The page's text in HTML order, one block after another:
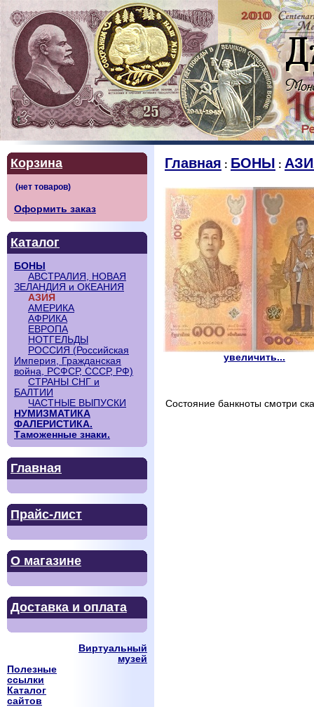
Корзина
Оформить заказ
Каталог
БОНЫ
АВСТРАЛИЯ, НОВАЯ
ЗЕЛАНДИЯ и ОКЕАНИЯ
АЗИЯ
АМЕРИКА
АФРИКА
ЕВРОПА
НОТГЕЛЬДЫ
РОССИЯ (Российская
Империя, Гражданская
война, РСФСР, СССР, РФ)
СТРАНЫ СНГ и
БАЛТИИ
ЧАСТНЫЕ ВЫПУСКИ
НУМИЗМАТИКА
ФАЛЕРИСТИКА.
Таможенные знаки.
Главная
Прайс-лист
О магазине
Доставка и оплата
Виртуальный
музей
Полезные
ссылки
Каталог
сайтов
Главная : БОНЫ :
увеличить...
Состояние банкноты смотри